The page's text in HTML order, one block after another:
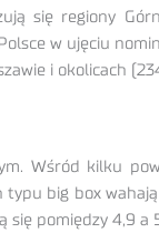
się regiony
w ujęciu
i okolicach
Wśród kilku
big box
się pomiędzy 4,9 a